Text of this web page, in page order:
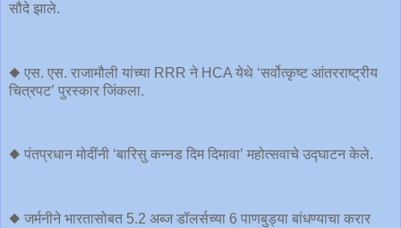
सौदे झाले.
◆ एस. एस. राजामौली यांच्या RRR ने HCA येथे ‘सर्वोत्कृष्ट आंतरराष्ट्रीय
चित्रपट’ पुरस्कार जिंकला.
◆ पंतप्रधान मोदींनी ‘बारिसु कन्नड दिम दिमावा’ महोत्सवाचे उद्घाटन केले.
◆ जर्मनीने भारतासोबत 5.2 अब्ज डॉलर्सच्या 6 पाणबुड्या बांधण्याचा करार